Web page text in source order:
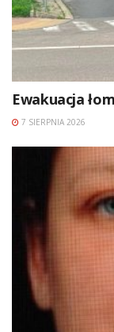
Ewakuacja
7 SIERPNIA 2026